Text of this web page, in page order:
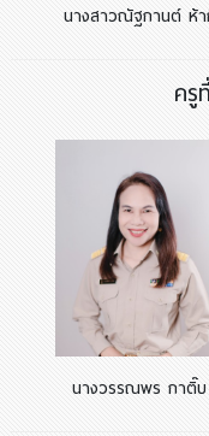
นางสาวณัฐกานต์ ห้
ครู
นางวรรณพร กาติ๊บ